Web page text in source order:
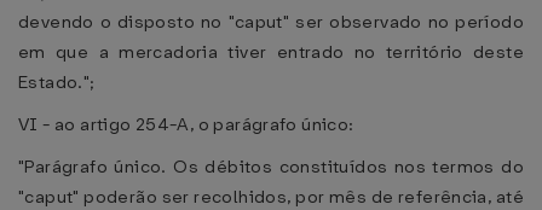
devendo o disposto no "caput" ser observado no período
em que a mercadoria tiver entrado no território deste
Estado.";
VI - ao artigo 254-A, o parágrafo único:
"Parágrafo único. Os débitos constituídos nos termos do
"caput" poderão ser recolhidos, por mês de referência, até